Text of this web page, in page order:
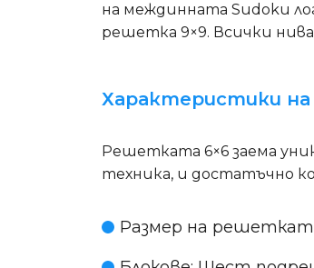
на междинната Sudoku
решетка 9×9. Всички
Характеристики на
Решетката 6×6 заема
техника, и достатъчно
Размер на